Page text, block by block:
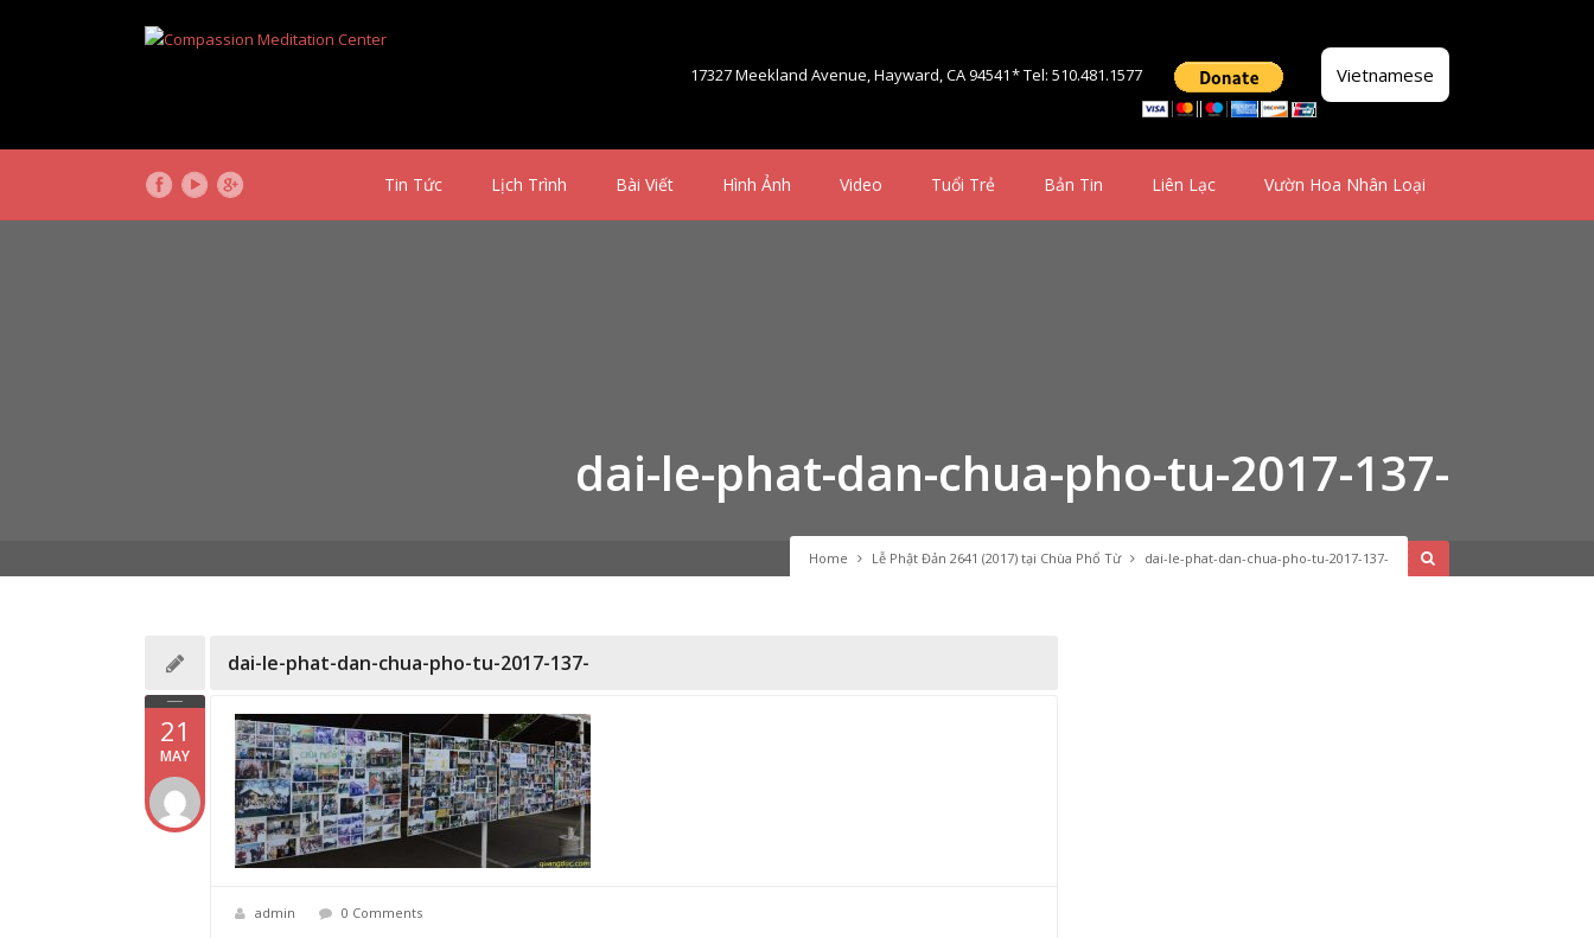
17327 Meekland Avenue, Hayward, CA 94541* Tel: 510.481.1577 Vietnamese
Tin Tức Lịch Trình Bài Viết Hình Ảnh Video Tuổi Trẻ Bản Tin Liên Lạc Vườn Hoa Nhân Loại
Home Lễ Phật Đản 2641 (2017) tại Chùa Phổ Từ dai-le-phat-dan-chua-pho-tu-2017-137-
dai-le-phat-dan-chua-pho-tu-2017-137-
21
MAY
dai-le-phat-dan-chua-pho-tu-2017-137-
admin 0 Comments